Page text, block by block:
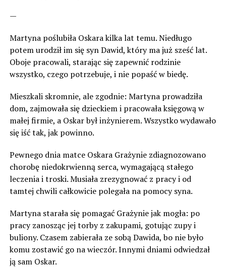
—
Martyna poślubiła Oskara kilka lat temu. Niedługo
potem urodził im się syn Dawid, który ma już sześć lat.
Oboje pracowali, starając się zapewnić rodzinie
wszystko, czego potrzebuje, i nie popaść w biedę.
Mieszkali skromnie, ale zgodnie: Martyna prowadziła
dom, zajmowała się dzieckiem i pracowała księgową w
małej firmie, a Oskar był inżynierem. Wszystko wydawało
się iść tak, jak powinno.
Pewnego dnia matce Oskara Grażynie zdiagnozowano
chorobę niedokrwienną serca, wymagającą stałego
leczenia i troski. Musiała zrezygnować z pracy i od
tamtej chwili całkowicie polegała na pomocy syna.
Martyna starała się pomagać Grażynie jak mogła: po
pracy zanosząc jej torby z zakupami, gotując zupy i
buliony. Czasem zabierała ze sobą Dawida, bo nie było
komu zostawić go na wieczór. Innymi dniami odwiedzał
ją sam Oskar.